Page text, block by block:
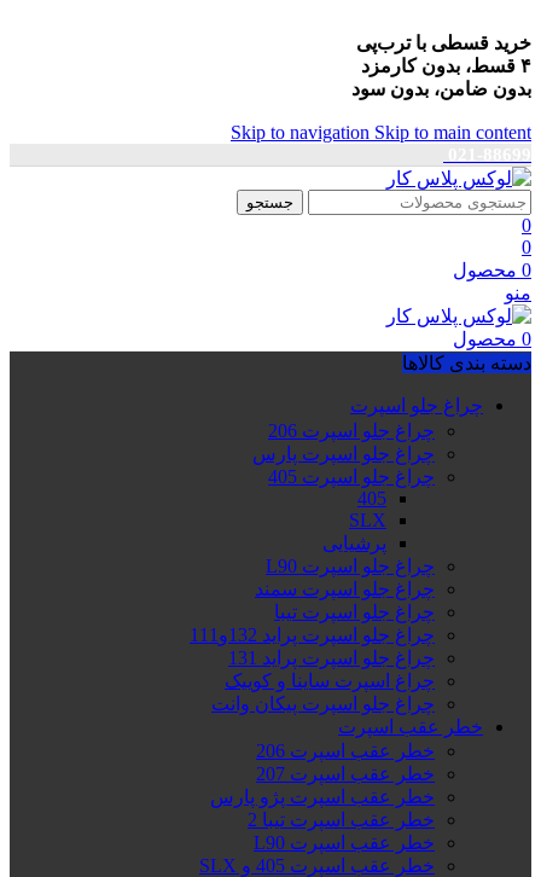
خرید قسطی با ترب‌پی
۴ قسط، بدون کارمزد
بدون ضامن، بدون سود
Skip to navigation Skip to main content
جستجو
0
0
0 محصول
منو
0 محصول
دسته بندی کالاها
چراغ جلو اسپرت
چراغ جلو اسپرت 206
چراغ جلو اسپرت پارس
چراغ جلو اسپرت 405
405
SLX
پرشیایی
چراغ جلو اسپرت L90
چراغ جلو اسپرت سمند
چراغ جلو اسپرت تیبا
چراغ جلو اسپرت پراید 132و111
چراغ جلو اسپرت پراید 131
چراغ اسپرت ساینا و کوییک
چراغ جلو اسپرت پیکان وانت
خطر عقب اسپرت
خطر عقب اسپرت 206
خطر عقب اسپرت 207
خطر عقب اسپرت پژو پارس
خطر عقب اسپرت تیبا 2
خطر عقب اسپرت L90
خطر عقب اسپرت 405 و SLX